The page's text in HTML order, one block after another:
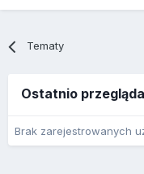
Tematy
Ostatnio
Brak zarejestrowanych